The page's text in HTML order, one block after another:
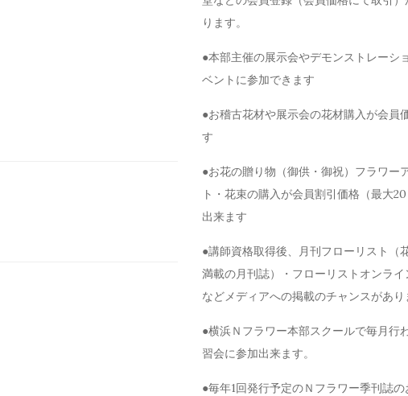
ります。
●本部主催の展示会やデモンストレーシ
ベントに参加できます
●お稽古花材や展示会の花材購入が会員
す
●お花の贈り物（御供・御祝）フラワー
ト・花束の購入が会員割引価格（最大
出来ます
●講師資格取得後、月刊フローリスト（
満載の月刊誌）・フローリストオンラ
などメディアへの掲載のチャンスがあり
●横浜Ｎフラワー本部スクールで毎月行
習会に参加出来ます。
●毎年1回発行予定のＮフラワー季刊誌の